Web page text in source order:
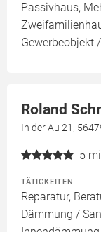
Passivhaus,
Gewerbeobjekt
Roland
In der Au 21,
5
TÄTIGKEITEN
Reparatur,
Dämmung /